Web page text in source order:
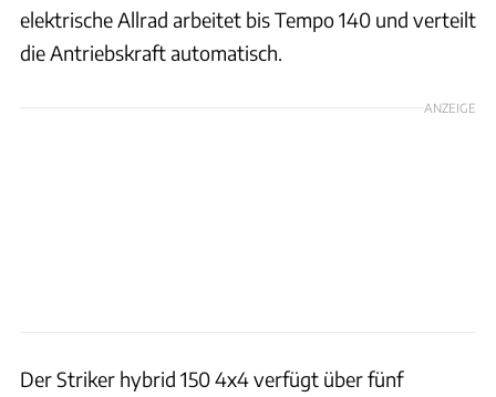
elektrische Allrad arbeitet bis Tempo 140 und verteilt
die Antriebskraft automatisch.
ANZEIGE
Der Striker hybrid 150 4x4 verfügt über fünf